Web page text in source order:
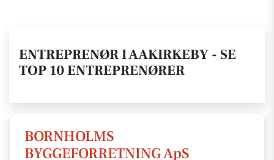
ENTREPRENØR I AAKIRKEBY - SE
TOP 10 ENTREPRENØRER
BORNHOLMS
BYGGEFORRETNING ApS